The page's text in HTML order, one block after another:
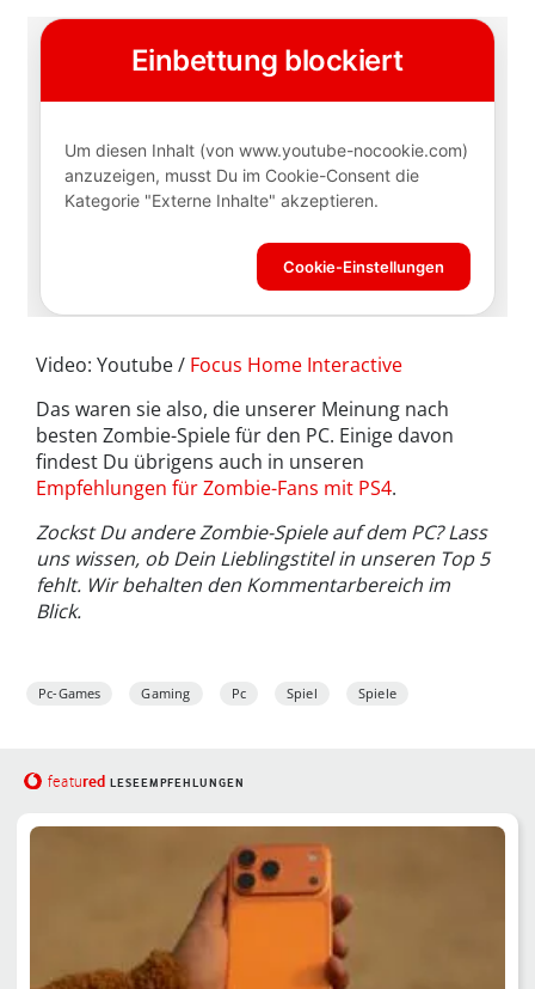
Video: Youtube / Focus Home Interactive
Das waren sie also, die unserer Meinung nach
besten Zombie-Spiele für den PC. Einige davon
findest Du übrigens auch in unseren
Empfehlungen für Zombie-Fans mit PS4.
Zockst Du andere Zombie-Spiele auf dem PC? Lass
uns wissen, ob Dein Lieblingstitel in unseren Top 5
fehlt. Wir behalten den Kommentarbereich im
Blick.
Pc-Games Gaming Pc Spiel Spiele
featured LESEEMPFEHLUNGEN